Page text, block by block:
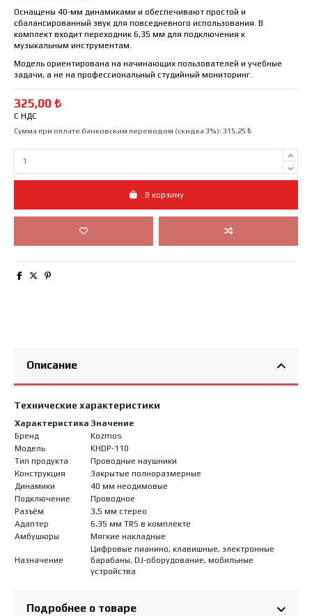
Оснащены 40-мм динамиками и обеспечивают простой и
сбалансированный звук для повседневного использования. В
комплект входит переходник 6,35 мм для подключения к
музыкальным инструментам.
Модель ориентирована на начинающих пользователей и учебные
задачи, а не на профессиональный студийный мониторинг.
325,00 ₺
С НДС
Сумма при оплате банковским переводом (скидка 3%): 315,25 ₺
В корзину
Описание
Технические характеристики
Характеристика Значение
Бренд
Kozmos
Модель
KHDP-110
Тип продукта
Проводные наушники
Конструкция
Закрытые полноразмерные
Динамики
40 мм неодимовые
Подключение
Проводное
Разъём
3,5 мм стерео
Адаптер
6,35 мм TRS в комплекте
Амбушюры
Мягкие накладные
Назначение
Цифровые пианино, клавишные, электронные
барабаны, DJ-оборудование, мобильные
устройства
Подробнее о товаре